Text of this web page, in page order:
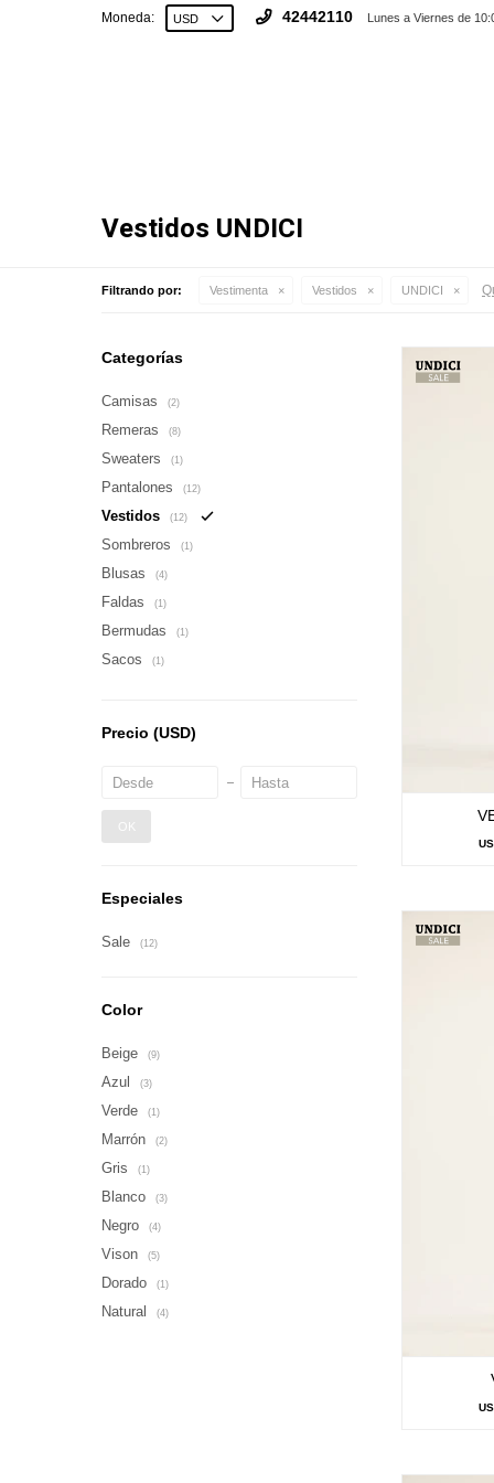
42442110 Lunes a Viernes de
Moneda:
Vestidos UNDICI
Filtrando por: Vestimenta Vestidos UNDICI
Categorías
Camisas (2)
Remeras (8)
Sweaters (1)
Pantalones (12)
Vestidos (12)
Sombreros (1)
Blusas (4)
Faldas (1)
Bermudas (1)
Sacos (1)
Precio (USD)
OK
Especiales
Sale (12)
Color
Beige (9)
Azul (3)
Verde (1)
Marrón (2)
Gris (1)
Blanco (3)
Negro (4)
Vison (5)
Dorado (1)
Natural (4)